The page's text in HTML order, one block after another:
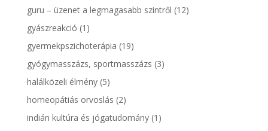
guru – üzenet a legmagasabb szintről (12)
gyászreakció (1)
gyermekpszichoterápia (19)
gyógymasszázs, sportmasszázs (3)
halálközeli élmény(5)
homeopátiás orvoslás (2)
indián kultúra és jógatudomány(1)